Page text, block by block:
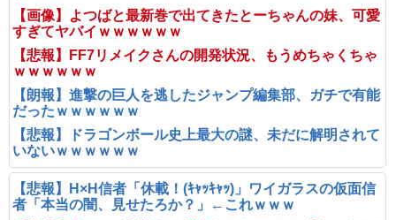
【画像】よつばと最新巻で出てきたとーちゃんの妹、可愛
すぎてヤバイｗｗｗｗｗｗ
【悲報】FF7リメイクさんの開発状況、もうめちゃくちゃ
ｗｗｗｗｗｗ
【朗報】進撃の巨人を逃したジャンプ編集部、ガチで有能
だったｗｗｗｗｗｗ
【悲報】ドラゴンボール史上最大の謎、未だに解明されて
いないｗｗｗｗｗｗ
【悲報】H×H信者「休載！(ｷｬｯｷｬｯ)」ワイガラスの仮面信
者「本当の闇、見せたろか？」←これｗｗｗ